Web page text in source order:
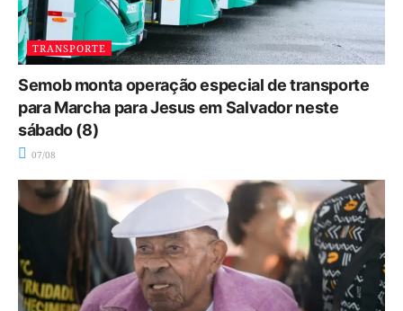
TRANSPORTE
Semob monta operação especial de transporte
para Marcha para Jesus em Salvador neste
sábado (8)
07/08